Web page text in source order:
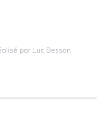
par Luc Besson